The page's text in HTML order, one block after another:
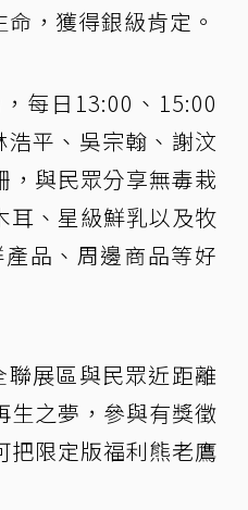
，獲得銀級肯定。
每日13:00、15:00
浩平、吳宗翰、謝汶
與民眾分享無毒栽
耳、星級鮮乳以及牧
品、周邊商品等好
展區與民眾近距離
生之夢，參與有獎徵
把限定版福利熊老鷹